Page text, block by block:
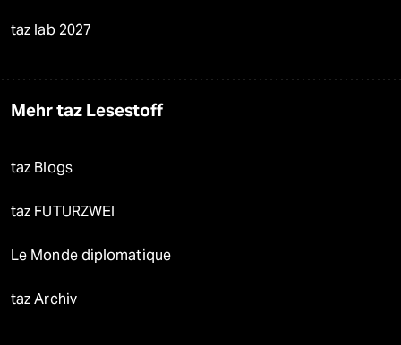
taz lab 2027
Mehr taz Lesestoff
taz Blogs
taz FUTURZWEI
Le Monde diplomatique
taz Archiv